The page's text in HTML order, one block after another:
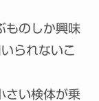
ものしか興味
られないこ
さい検体が乗